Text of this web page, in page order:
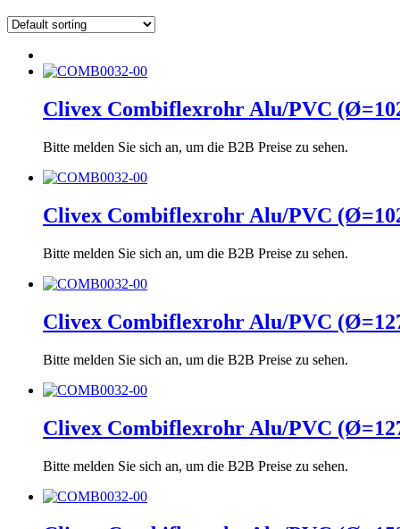
Clivex Combiflexrohr Alu/PVC
Bitte melden Sie sich an, um die B2B Preise zu sehen.
Clivex Combiflexrohr Alu/PVC
Bitte melden Sie sich an, um die B2B Preise zu sehen.
Clivex Combiflexrohr Alu/PVC
Bitte melden Sie sich an, um die B2B Preise zu sehen.
Clivex Combiflexrohr Alu/PVC
Bitte melden Sie sich an, um die B2B Preise zu sehen.